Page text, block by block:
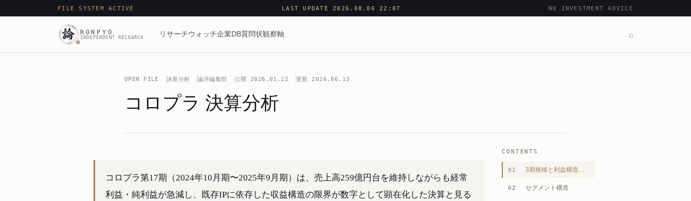
FILE SYSTEM ACTIVE LAST UPDATE 2026.08.06 22:07 NO INVESTMENT ADVICE
RONPYO
INDEPENDENT RESEARCH リサーチウォッチ企業DB質問状観察軸 ⌕
OPEN FILE 決算分析 論評編集部 公開 2026.01.12 更新 2026.06.13
コロプラ 決算分析
CONTENTS
01
02 セグメント構造
コロプラ第17期（2024年10月期〜2025年9月期）は、売上高259億円台を維持しながらも経常
利益・純利益が急減し、既存IPに依存した収益構造の限界が数字として顕在化した決算と見る